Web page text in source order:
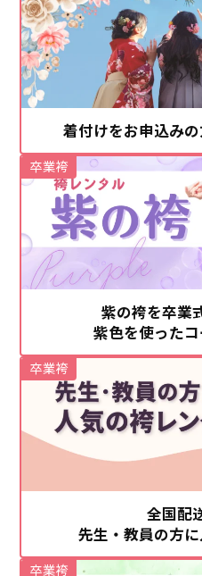
着付けをお申込み
紫の袴を卒業
紫色を使った
卒業袴
全国配
先生・教員の方
卒業袴
卒業袴